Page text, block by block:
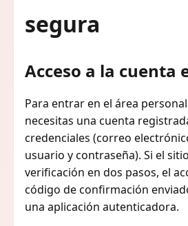
segura
Acceso a la cuenta
Para entrar en el área
necesitas una cuenta
credenciales (correo
usuario y contraseña). Si el
verificación en dos pasos, el
código de confirmación
una aplicación autenticadora.